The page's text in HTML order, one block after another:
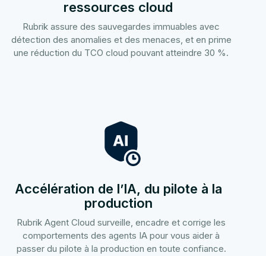
ressources cloud
Rubrik assure des sauvegardes immuables avec
détection des anomalies et des menaces, et en prime
une réduction du TCO cloud pouvant atteindre 30 %.
Accélération de l’IA, du pilote à la
production
Rubrik Agent Cloud surveille, encadre et corrige les
comportements des agents IA pour vous aider à
passer du pilote à la production en toute confiance.